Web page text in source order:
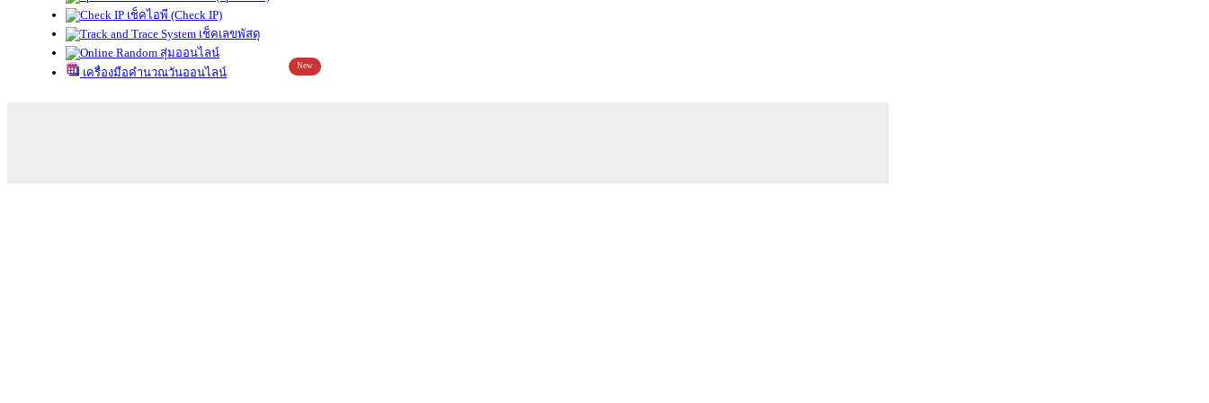
เช็คไอพี (Check IP)
เช็คเลขพัสดุ
สุ่มออนไลน์
เครื่องมือคำนวณวันออนไลน์
New